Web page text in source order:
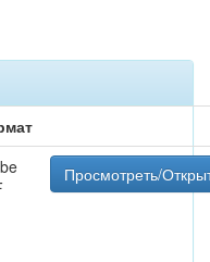
Просмотреть/